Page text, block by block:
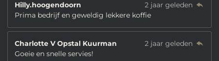
Hilly.hoogendoorn
2 jaar geleden
Prima bedrijf en geweldig lekkere koffie
Charlotte V Opstal Kuurman
2 jaar geleden
Goeie en snelle servies!